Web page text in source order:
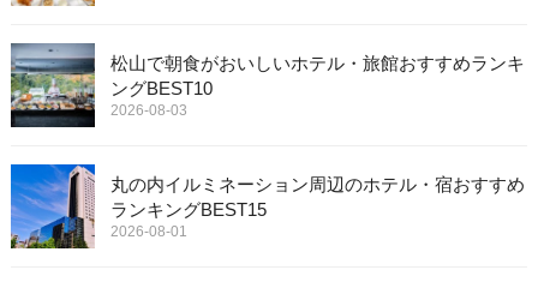
松山で朝食がおいしいホテル・旅館おすすめランキ
ングBEST10
2026-08-03
丸の内イルミネーション周辺のホテル・宿おすすめ
ランキングBEST15
2026-08-01